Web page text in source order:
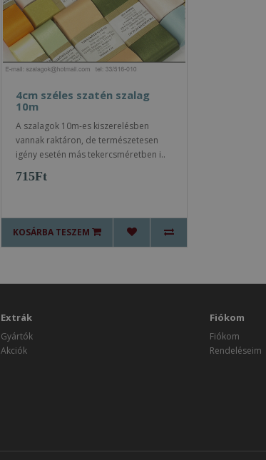
4cm széles szatén szalag
10m
A szalagok 10m-es kiszerelésben
vannak raktáron, de természetesen
igény esetén más tekercsméretben i..
715Ft
KOSÁRBA TESZEM
Extrák
Gyártók
Akciók
Fiókom
Fiókom
Rendeléseim